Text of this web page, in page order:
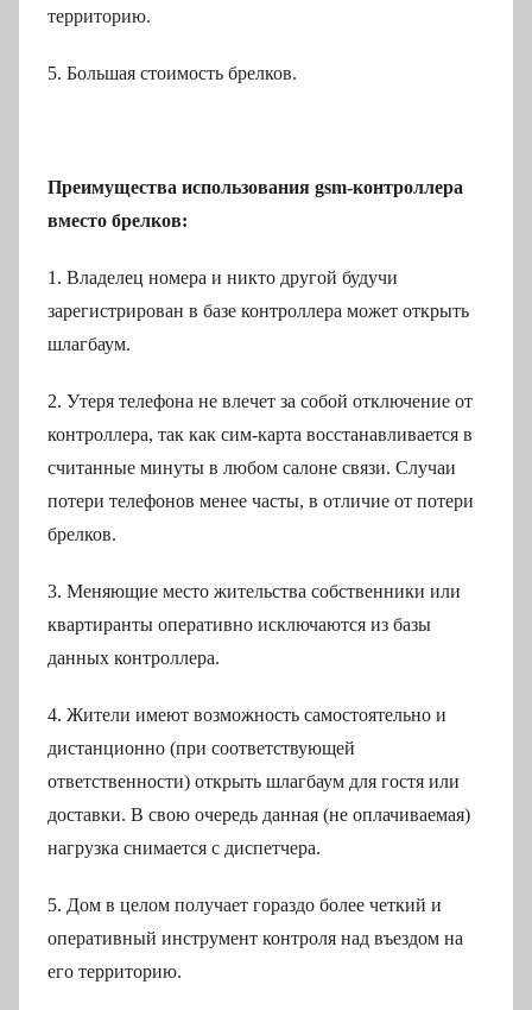
территорию.
5. Большая стоимость брелков.
Преимущества использования gsm-контроллера
вместо брелков:
1. Владелец номера и никто другой будучи
зарегистрирован в базе контроллера может открыть
шлагбаум.
2. Утеря телефона не влечет за собой отключение от
контроллера, так как сим-карта восстанавливается в
считанные минуты в любом салоне связи. Случаи
потери телефонов менее часты, в отличие от потери
брелков.
3. Меняющие место жительства собственники или
квартиранты оперативно исключаются из базы
данных контроллера.
4. Жители имеют возможность самостоятельно и
дистанционно (при соответствующей
ответственности) открыть шлагбаум для гостя или
доставки. В свою очередь данная (не оплачиваемая)
нагрузка снимается с диспетчера.
5. Дом в целом получает гораздо более четкий и
оперативный инструмент контроля над въездом на
его территорию.